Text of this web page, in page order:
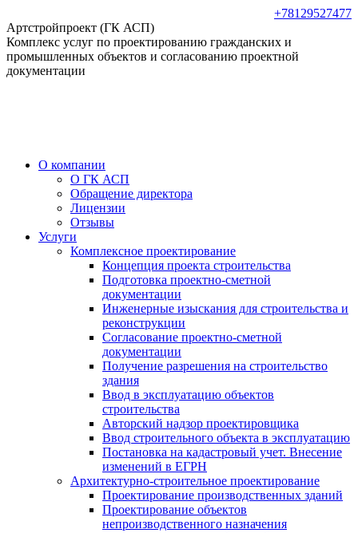
к
содержанию
+78129527477
Артстройпроект (ГК АСП)
Комплекс услуг по проектированию гражданских и
промышленных объектов и согласованию проектной
документации
О компании
О ГК АСП
Обращение директора
Лицензии
Отзывы
Услуги
Комплексное проектирование
Концепция проекта строительства
Подготовка проектно-сметной
документации
Инженерные изыскания для строительства и
реконструкции
Согласование проектно-сметной
документации
Получение разрешения на строительство
здания
Ввод в эксплуатацию объектов
строительства
Авторский надзор проектировщика
Ввод строительного объекта в эксплуатацию
Постановка на кадастровый учет. Внесение
изменений в ЕГРН
Архитектурно-строительное проектирование
Проектирование производственных зданий
Проектирование объектов
непроизводственного назначения